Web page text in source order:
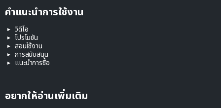
คำแนะนำการใช้งาน
วิดีโอ
โปรโมชัน
สอนใช้งาน
การสนับสนุน
แนะนำการซื้อ
อยากให้อ่านเพิ่มเติม